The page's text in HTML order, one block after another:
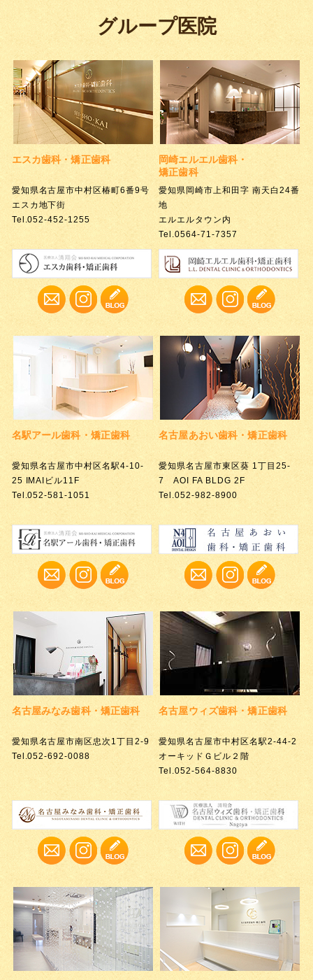
グループ医院
エスカ歯科・矯正歯科
愛知県名古屋市中村区椿町6番9号
エスカ地下街
Tel.052-452-1255
岡崎エルエル歯科・
矯正歯科
愛知県岡崎市上和田字 南天白24番
地
エルエルタウン内
Tel.0564-71-7357
名駅アール歯科・矯正歯科
愛知県名古屋市中村区名駅4-10-
25 IMAIビル11F
Tel.052-581-1051
名古屋あおい歯科・矯正歯科
愛知県名古屋市東区葵 1丁目25-
7 AOI FA BLDG 2F
Tel.052-982-8900
名古屋みなみ歯科・矯正歯科
愛知県名古屋市南区忠次1丁目2-9
Tel.052-692-0088
名古屋ウィズ歯科・矯正歯科
愛知県名古屋市中村区名駅2-44-2
オーキッドＧビル２階
Tel.052-564-8830